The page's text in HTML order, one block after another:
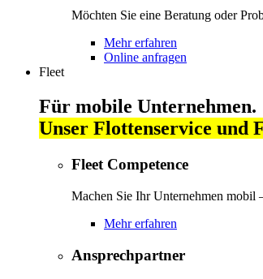
Möchten Sie eine Beratung oder
Mehr erfahren
Online anfragen
Fleet
Für mobile Unternehmen.
Unser Flottenservice und
Fleet Competence
Machen Sie Ihr Unternehmen mobil
Mehr erfahren
Ansprechpartner